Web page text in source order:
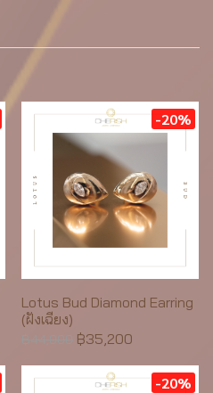
-20%
Lotus Bud Diamond Earring
(ฝังเฉียง)
฿35,200
-20%